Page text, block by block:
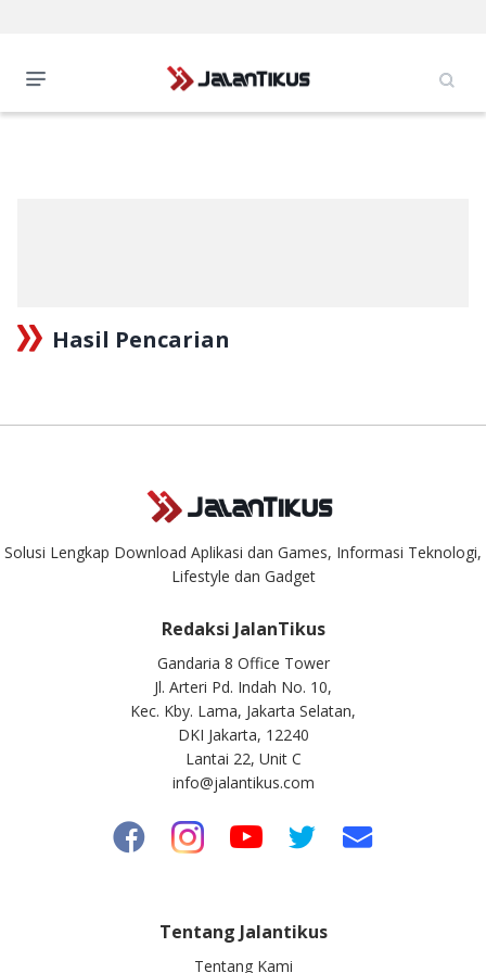
Hasil Pencarian
Solusi Lengkap Download Aplikasi dan Games, Informasi Teknologi,
Lifestyle dan Gadget
Redaksi JalanTikus
Gandaria 8 Office Tower
Jl. Arteri Pd. Indah No. 10,
Kec. Kby. Lama, Jakarta Selatan,
DKI Jakarta, 12240
Lantai 22, Unit C
info@jalantikus.com
Tentang Jalantikus
Tentang Kami